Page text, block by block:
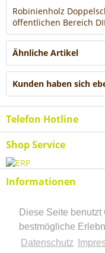
Diese Seite
bestmögliche
Datenschutz
Robinienholz
öffentlichen Bereich
Ähnliche Artikel
Kunden haben sich
Telefon Hotline
Shop Service
Informationen
Akzeptierte
* Alle Preise inkl. gesetzl.